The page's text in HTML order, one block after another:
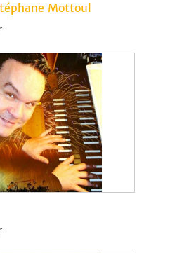
Mottoul